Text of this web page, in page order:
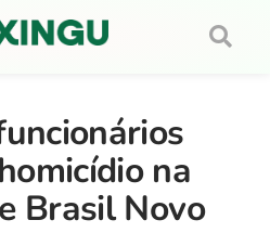
na
Brasil Novo